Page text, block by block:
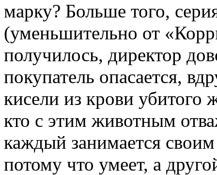
марку? Больше того,
(уменьшительно от
получилось, директор
покупатель опасается,
кисели из крови убитого
кто с этим животным
каждый занимается
потому что умеет, а